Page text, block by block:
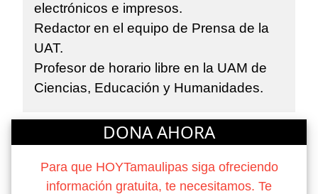
electrónicos e impresos.
Redactor en el equipo de Prensa de la
UAT.
Profesor de horario libre en la UAM de
Ciencias, Educación y Humanidades.
DONA AHORA
Para que HOYTamaulipas siga ofreciendo
información gratuita, te necesitamos. Te